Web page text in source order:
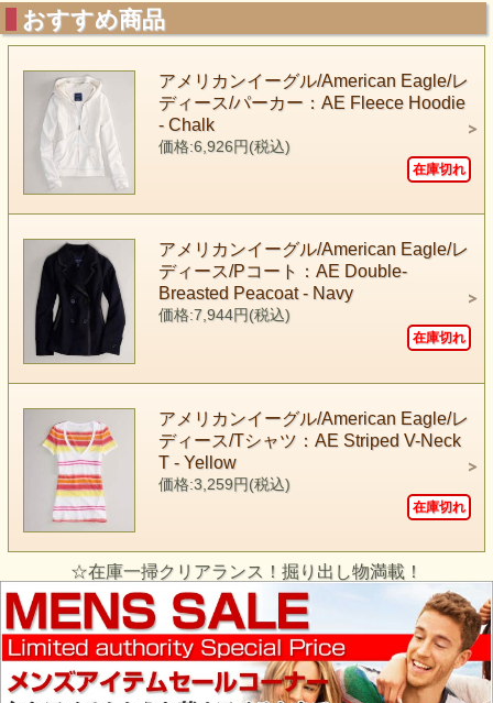
おすすめ商品
アメリカンイーグル/American Eagle/レ
ディース/パーカー：AE Fleece Hoodie
- Chalk
価格:6,926円(税込)
在庫切れ
アメリカンイーグル/American Eagle/レ
ディース/Pコート：AE Double-
Breasted Peacoat - Navy
価格:7,944円(税込)
在庫切れ
アメリカンイーグル/American Eagle/レ
ディース/Tシャツ：AE Striped V-Neck
T - Yellow
価格:3,259円(税込)
在庫切れ
☆在庫一掃クリアランス！掘り出し物満載！